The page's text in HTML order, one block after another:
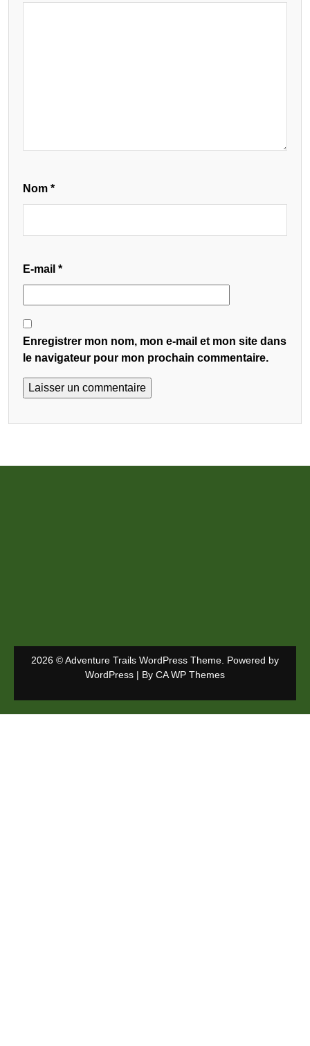
Nom *
E-mail *
Enregistrer mon nom, mon e-mail et mon site dans
le navigateur pour mon prochain commentaire.
2026 © Adventure Trails WordPress Theme. Powered by
WordPress | By CA WP Themes